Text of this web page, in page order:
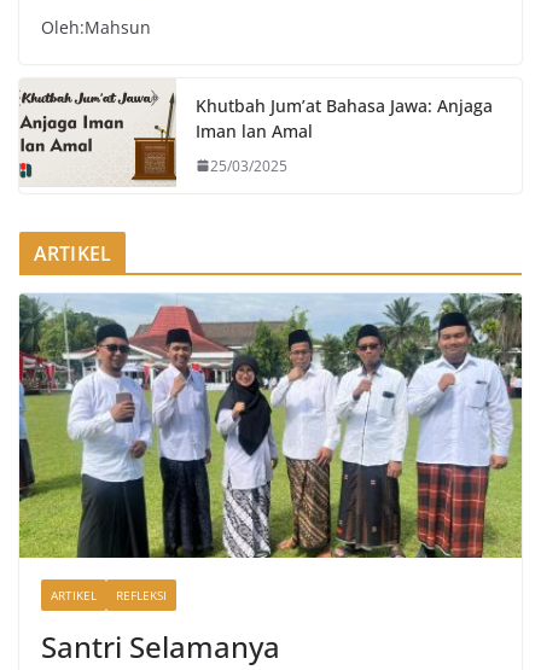
Oleh:Mahsun
Khutbah Jum’at Bahasa Jawa: Anjaga
Iman lan Amal
25/03/2025
ARTIKEL
ARTIKEL REFLEKSI
Santri Selamanya